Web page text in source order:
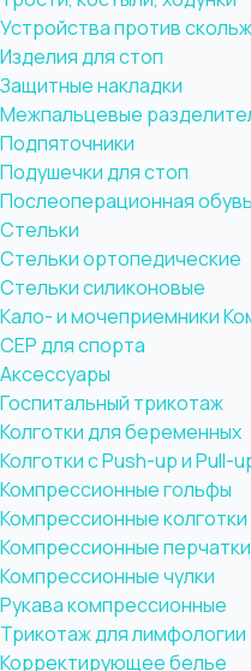
Устройства против
Изделия для стоп
Защитные накладки
Межпальцевые
Подпяточники
Подушечки для стоп
Послеоперационная обувь
Стельки
Стельки ортопедические
Стельки силиконовые
Кало- и мочеприемники
CEP для спорта
Аксессуары
Госпитальный трикотаж
Колготки для беременных
Колготки с Push-up и Pull-
Компрессионные гольфы
Компрессионные колготки
Компрессионные перчатки
Компрессионные чулки
Рукава компрессионные
Трикотаж для лимфологии
Корректирующее белье